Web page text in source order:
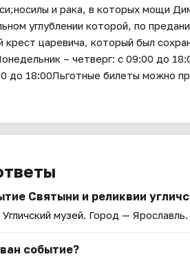
и рака, в которых мощи
углублении которой, по
крест царевича, который был
– четверг: с 09:00 до
до 18:00Льготные билеты можно
Святыни и реликвии
Угличский музей. Город — Ярославль.
событие?